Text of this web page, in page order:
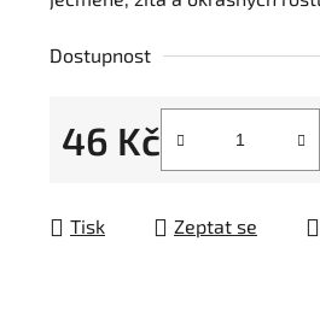
5
Dostupnost
46 Kč
Měrná cena:
Tisk Zeptat se